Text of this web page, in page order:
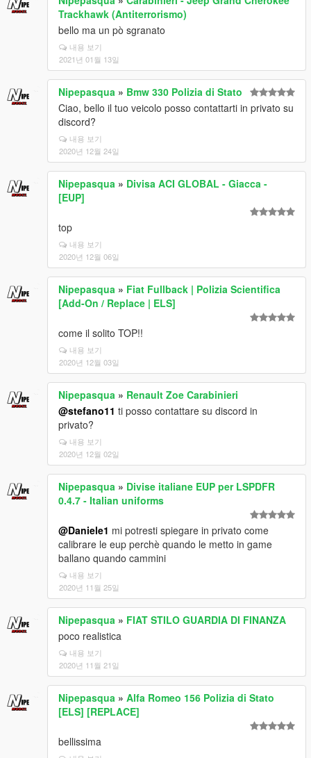
Trackhawk (Antiterrorismo)
bello ma un pò sgranato
내용 보기
2021년 01월 13일
Nipepasqua » Bmw 330 Polizia di Stato
Ciao, bello il tuo veicolo posso contattarti in privato su
discord?
내용 보기
2020년 12월 24일
Nipepasqua » Divisa ACI GLOBAL - Giacca -
[EUP]
top
내용 보기
2020년 12월 06일
Nipepasqua » Fiat Fullback | Polizia Scientifica
[Add-On / Replace | ELS]
come il solito TOP!!
내용 보기
2020년 12월 03일
Nipepasqua » Renault Zoe Carabinieri
@stefano11 ti posso contattare su discord in
privato?
내용 보기
2020년 12월 02일
Nipepasqua » Divise italiane EUP per LSPDFR
0.4.7 - Italian uniforms
@Daniele1 mi potresti spiegare in privato come
calibrare le eup perchè quando le metto in game
ballano quando cammini
내용 보기
2020년 11월 25일
Nipepasqua » FIAT STILO GUARDIA DI FINANZA
poco realistica
내용 보기
2020년 11월 21일
Nipepasqua » Alfa Romeo 156 Polizia di Stato
[ELS] [REPLACE]
bellissima